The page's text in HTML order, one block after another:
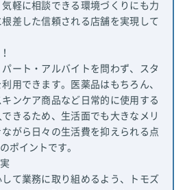
軽に相談できる環境づくりにも力
差した信頼される店舗を実現して
パート・アルバイトを問わず、スタ
用できます。医薬品はもちろん、
ンケア商品など日常的に使用する
きるため、生活面でも大きなメリ
がら日々の生活費を抑えられる点
ポイントです。
て業務に取り組めるよう、トモズ